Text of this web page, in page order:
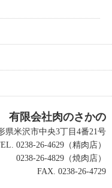
有限会社肉のさかの
県米沢市中央3丁目4番21号
0238-26-4629（精肉店）
0238-26-4829（焼肉店）
FAX. 0238-26-4729